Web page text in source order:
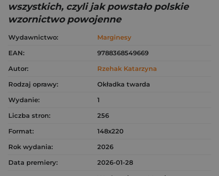
wszystkich, czyli jak powstało polskie
wzornictwo powojenne
Wydawnictwo:
Marginesy
EAN:
9788368549669
Autor:
Rzehak Katarzyna
Rodzaj oprawy:
Okładka twarda
Wydanie:
1
Liczba stron:
256
Format:
148x220
Rok wydania:
2026
Data premiery:
2026-01-28